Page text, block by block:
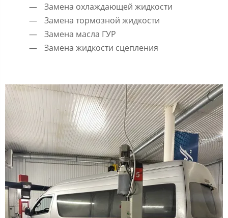
Замена охлаждающей жидкости
Замена тормозной жидкости
Замена масла ГУР
Замена жидкости сцепления